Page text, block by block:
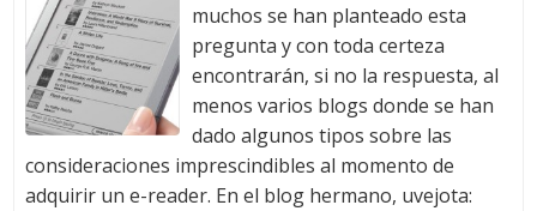
muchos se han planteado esta
pregunta y con toda certeza
encontrarán, si no la respuesta, al
menos varios blogs donde se han
dado algunos tipos sobre las
consideraciones imprescindibles al momento de
adquirir un e-reader. En el blog hermano, uvejota: